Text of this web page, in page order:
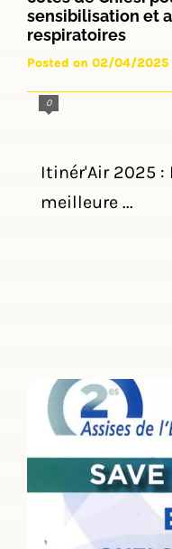
sensibilisation et
respiratoires
Posted on 02/04/2025
0
Itinér'Air 2025
meilleure ...